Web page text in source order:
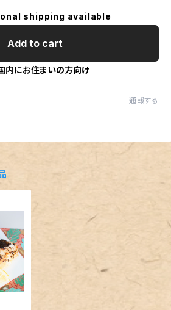
shipping available
Add to cart
内にお住まいの方向け
通報する